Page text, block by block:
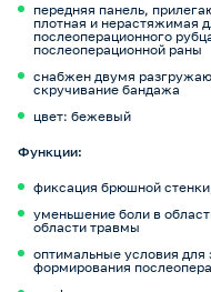
передняя панель,
плотная и нерастяжимая
послеоперационного
послеоперационной раны
снабжен двумя
скручивание бандажа
цвет: бежевый
Функции:
фиксация брюшной
уменьшение боли в
области травмы
оптимальные условия
формирования